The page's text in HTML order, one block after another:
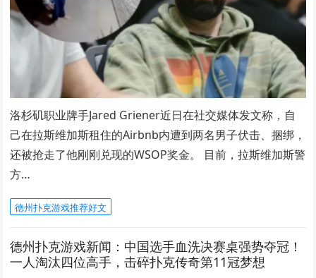
洛杉矶职业牌手Jared Griener近日在社交媒体发文称，自
己在拉斯维加斯租住的Airbnb内遭到两名男子伏击、捆绑，
还被抢走了他刚刚兑现的WSOP奖金。 目前，拉斯维加斯警
方…
德州扑克游戏推荐好文
德州扑克游戏新闻：中国选手血洗决赛桌强势夺冠！
一人淘汰四位高手，击碎扑克传奇第11冠梦想